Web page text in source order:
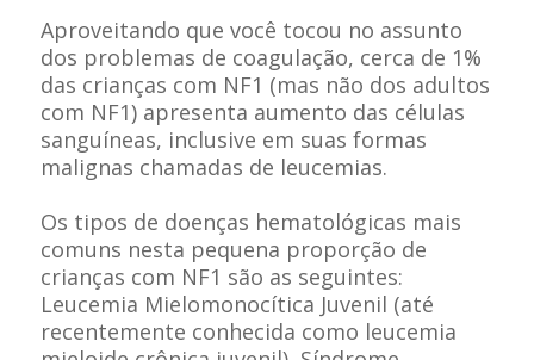
Aproveitando que você tocou no assunto
dos problemas de coagulação, cerca de 1%
das crianças com NF1 (mas não dos adultos
com NF1) apresenta aumento das células
sanguíneas, inclusive em suas formas
malignas chamadas de leucemias.
Os tipos de doenças hematológicas mais
comuns nesta pequena proporção de
crianças com NF1 são as seguintes:
Leucemia Mielomonocítica Juvenil (até
recentemente conhecida como leucemia